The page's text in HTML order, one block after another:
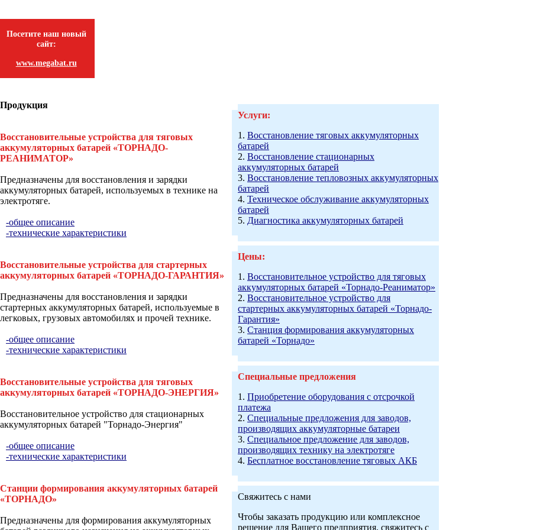
Посетите наш новый
сайт:
www.megabat.ru
Продукция
Восстановительные устройства для тяговых
аккумуляторных батарей «ТОРНАДО-
РЕАНИМАТОР»
Предназначены для восстановления и зарядки
аккумуляторных батарей, используемых в технике на
электротяге.
-общее описание
-технические характеристики
Восстановительные устройства для стартерных
аккумуляторных батарей «ТОРНАДО-ГАРАНТИЯ»
Предназначены для восстановления и зарядки
стартерных аккумуляторных батарей, используемые в
легковых, грузовых автомобилях и прочей технике.
-общее описание
-технические характеристики
Восстановительные устройства для тяговых
аккумуляторных батарей «ТОРНАДО-ЭНЕРГИЯ»
Восстановительное устройство для стационарных
аккумуляторных батарей "Торнадо-Энергия"
-общее описание
-технические характеристики
Станции формирования аккумуляторных батарей
«ТОРНАДО»
Предназначены для формирования аккумуляторных
Услуги:
1. Восстановление тяговых аккумуляторных
батарей
2. Восстановление стационарных
аккумуляторных батарей
3. Восстановление тепловозных аккумуляторных
батарей
4. Техническое обслуживание аккумуляторных
батарей
5. Диагностика аккумуляторных батарей
Цены:
1. Восстановительное устройство для тяговых
аккумуляторных батарей «Торнадо-Реаниматор»
2. Восстановительное устройство для
стартерных аккумуляторных батарей «Торнадо-
Гарантия»
3. Станция формирования аккумуляторных
батарей «Торнадо»
Специальные предложения
1. Приобретение оборудования с отсрочкой
платежа
2. Специальные предложения для заводов,
производящих аккумуляторные батареи
3. Специальное предложение для заводов,
производящих технику на электротяге
4. Бесплатное восстановление тяговых АКБ
Свяжитесь с нами
Чтобы заказать продукцию или комплексное
решение для Вашего предприятия, свяжитесь с